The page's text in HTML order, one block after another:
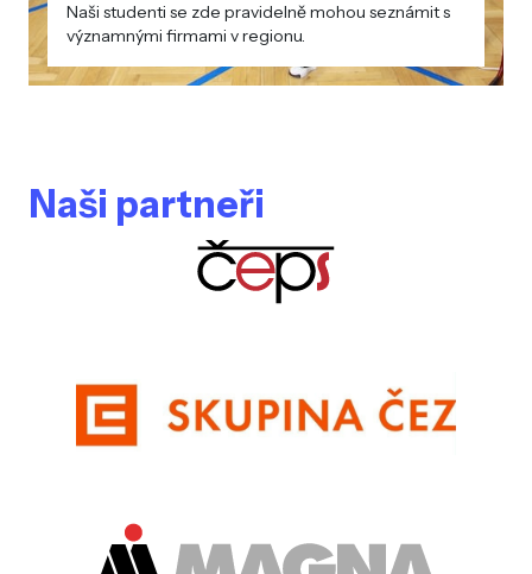
Naši studenti se zde pravidelně mohou seznámit s
významnými firmami v regionu.
Naši partneři